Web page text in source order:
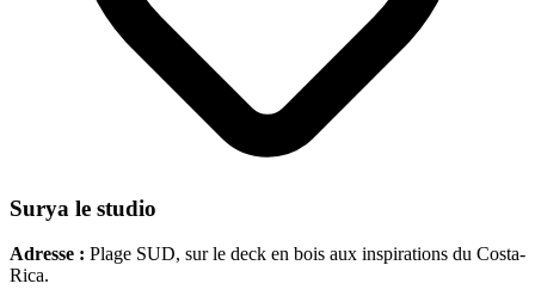
Surya le studio
Adresse : Plage SUD, sur le deck en bois aux inspirations du Costa-
Rica.